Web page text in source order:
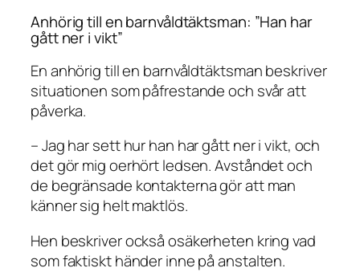
Anhörig till en barnvåldtäktsman: ”Han har
gått ner i vikt”
En anhörig till en barnvåldtäktsman beskriver
situationen som påfrestande och svår att
påverka.
– Jag har sett hur han har gått ner i vikt, och
det gör mig oerhört ledsen. Avståndet och
de begränsade kontakterna gör att man
känner sig helt maktlös.
Hen beskriver också osäkerheten kring vad
som faktiskt händer inne på anstalten.